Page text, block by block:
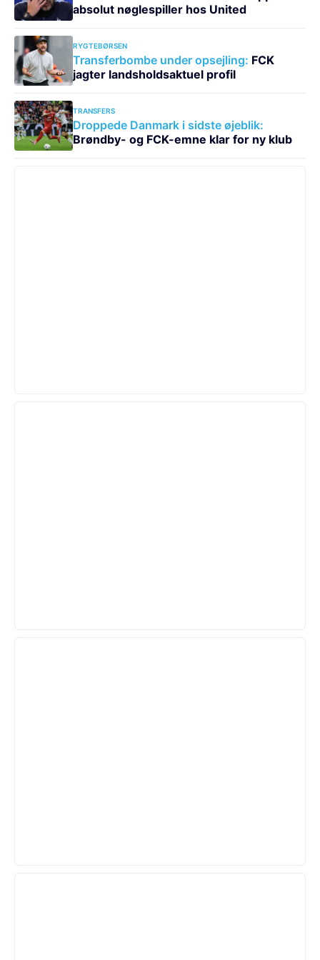
absolut nøglespiller hos United
RYGTEBØRSEN
Transferbombe under opsejling: FCK
jagter landsholdsaktuel profil
TRANSFERS
Droppede Danmark i sidste øjeblik:
Brøndby- og FCK-emne klar for ny klub